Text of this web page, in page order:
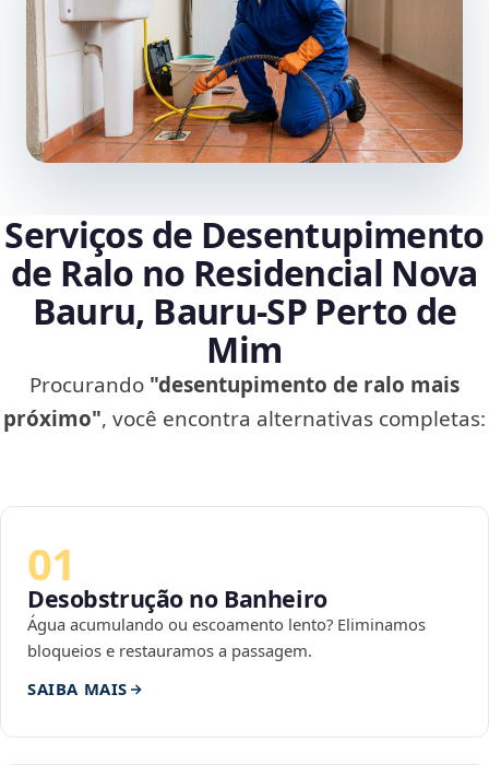
Serviços de Desentupimento
de Ralo no Residencial Nova
Bauru, Bauru‑SP Perto de
Mim
Procurando "desentupimento de ralo mais
próximo", você encontra alternativas completas:
01
Desobstrução no Banheiro
Água acumulando ou escoamento lento? Eliminamos
bloqueios e restauramos a passagem.
SAIBA MAIS